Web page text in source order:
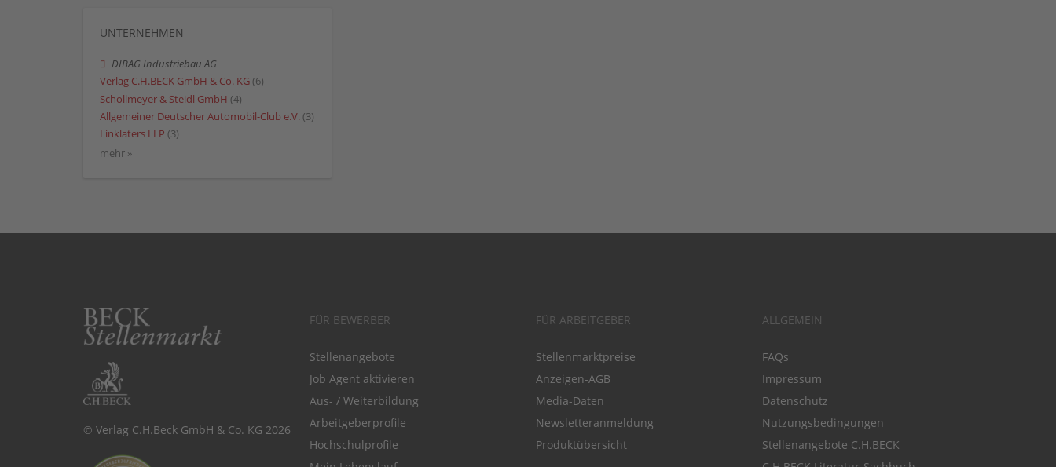
UNTERNEHMEN
DIBAG Industriebau AG
Verlag C.H.BECK GmbH & Co. KG (6)
Schollmeyer & Steidl GmbH (4)
Allgemeiner Deutscher Automobil-Club e.V. (3)
Linklaters LLP (3)
mehr »
© Verlag C.H.Beck GmbH & Co. KG 2026
FÜR BEWERBER
Stellenangebote
Job Agent aktivieren
Aus- / Weiterbildung
Arbeitgeberprofile
Hochschulprofile
FÜR ARBEITGEBER
Stellenmarktpreise
Anzeigen-AGB
Media-Daten
Newsletteranmeldung
Produktübersicht
ALLGEMEIN
FAQs
Impressum
Datenschutz
Nutzungsbedingungen
Stellenangebote C.H.BECK